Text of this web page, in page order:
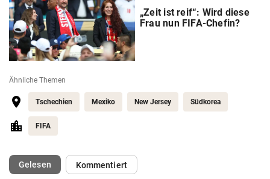
„Zeit ist reif“: Wird diese
Frau nun FIFA-Chefin?
Ähnliche Themen
Tschechien Mexiko New Jersey Südkorea
FIFA
Gelesen(ausgewählt)Kommentiert